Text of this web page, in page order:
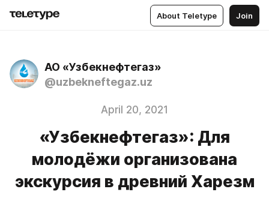
About Teletype Join
АО «Узбекнефтегаз»
@uzbekneftegaz.uz
April 20, 2021
«Узбекнефтегаз»: Для
молодёжи организована
экскурсия в древний Харезм